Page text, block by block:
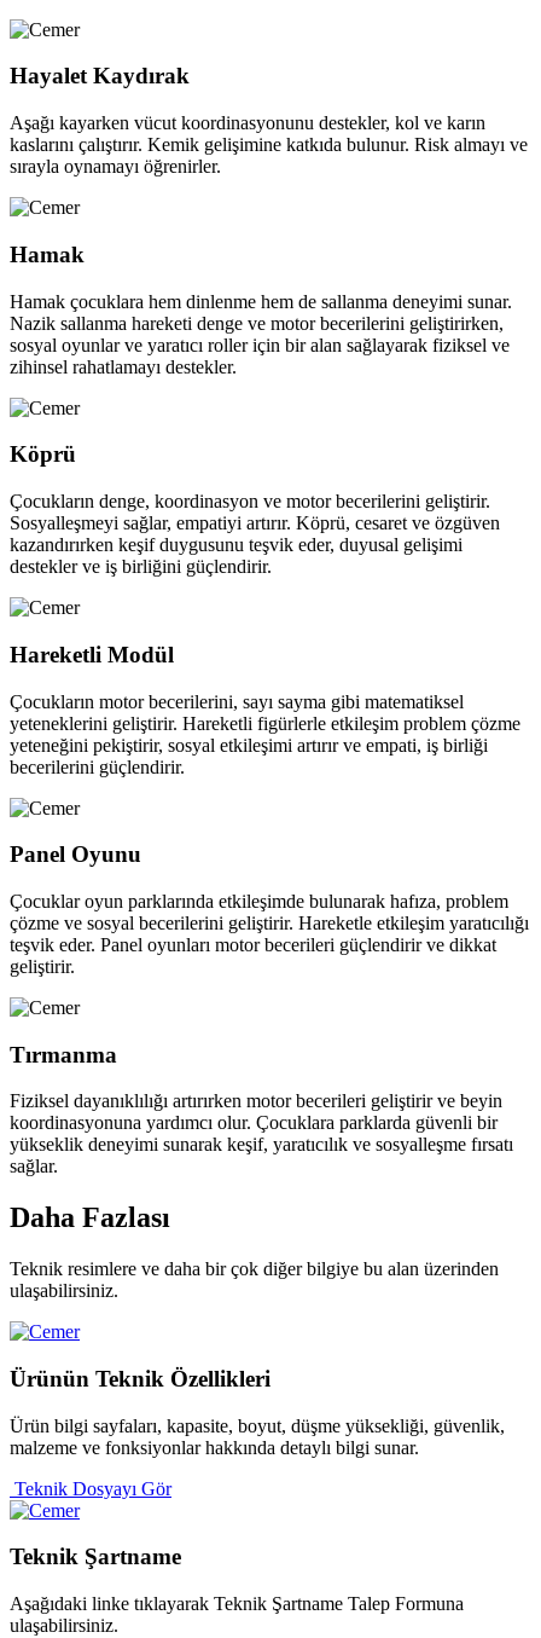
Hayalet Kaydırak
Aşağı kayarken vücut koordinasyonunu destekler, kol ve karın
kaslarını çalıştırır. Kemik gelişimine katkıda bulunur. Risk almayı ve
sırayla oynamayı öğrenirler.
Hamak
Hamak çocuklara hem dinlenme hem de sallanma deneyimi sunar.
Nazik sallanma hareketi denge ve motor becerilerini geliştirirken,
sosyal oyunlar ve yaratıcı roller için bir alan sağlayarak fiziksel ve
zihinsel rahatlamayı destekler.
Köprü
Çocukların denge, koordinasyon ve motor becerilerini geliştirir.
Sosyalleşmeyi sağlar, empatiyi artırır. Köprü, cesaret ve özgüven
kazandırırken keşif duygusunu teşvik eder, duyusal gelişimi
destekler ve iş birliğini güçlendirir.
Hareketli Modül
Çocukların motor becerilerini, sayı sayma gibi matematiksel
yeteneklerini geliştirir. Hareketli figürlerle etkileşim problem çözme
yeteneğini pekiştirir, sosyal etkileşimi artırır ve empati, iş birliği
becerilerini güçlendirir.
Panel Oyunu
Çocuklar oyun parklarında etkileşimde bulunarak hafıza, problem
çözme ve sosyal becerilerini geliştirir. Hareketle etkileşim yaratıcılığı
teşvik eder. Panel oyunları motor becerileri güçlendirir ve dikkat
geliştirir.
Tırmanma
Fiziksel dayanıklılığı artırırken motor becerileri geliştirir ve beyin
koordinasyonuna yardımcı olur. Çocuklara parklarda güvenli bir
yükseklik deneyimi sunarak keşif, yaratıcılık ve sosyalleşme fırsatı
sağlar.
Daha Fazlası
Teknik resimlere ve daha bir çok diğer bilgiye bu alan üzerinden
ulaşabilirsiniz.
Ürünün Teknik Özellikleri
Ürün bilgi sayfaları, kapasite, boyut, düşme yüksekliği, güvenlik,
malzeme ve fonksiyonlar hakkında detaylı bilgi sunar.
Teknik Dosyayı Gör
Teknik Şartname
Aşağıdaki linke tıklayarak Teknik Şartname Talep Formuna
ulaşabilirsiniz.